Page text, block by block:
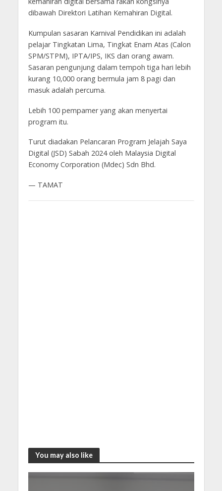
dibawah Direktori Latihan Kemahiran Digital.
Kumpulan sasaran Karnival Pendidikan ini adalah
pelajar Tingkatan Lima, Tingkat Enam Atas (Calon
SPM/STPM), IPTA/IPS, IKS dan orang awam.
Sasaran pengunjung dalam tempoh tiga hari lebih
kurang 10,000 orang bermula jam 8 pagi dan
masuk adalah percuma.
Lebih 100 pempamer yang akan menyertai
program itu.
Turut diadakan Pelancaran Program Jelajah Saya
Digital (JSD) Sabah 2024 oleh Malaysia Digital
Economy Corporation (Mdec) Sdn Bhd.
— TAMAT
You may also like